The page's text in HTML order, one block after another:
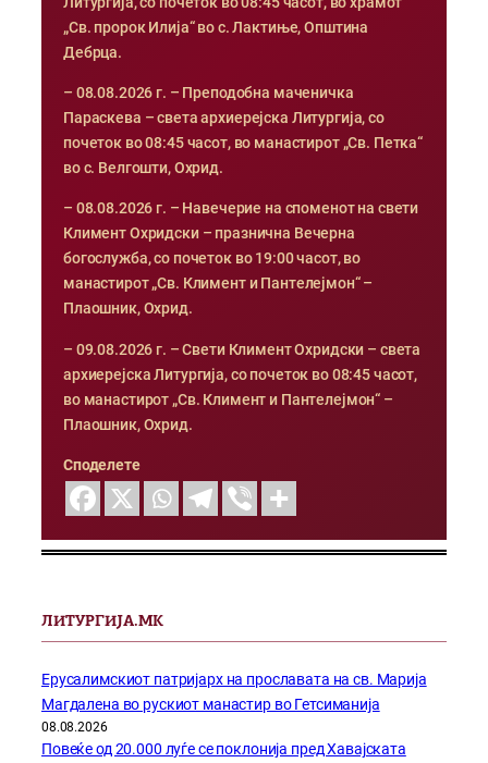
„Св. пророк Илија“ во с. Лактиње, Општина
Дебрца.
– 08.08.2026 г. – Преподобна маченичка
Параскева – света архиерејска Литургија, со
почеток во 08:45 часот, во манастирот „Св. Петка“
во с. Велгошти, Охрид.
– 08.08.2026 г. – Навечерие на споменот на свети
Климент Охридски – празнична Вечерна
богослужба, со почеток во 19:00 часот, во
манастирот „Св. Климент и Пантелејмон“ –
Плаошник, Охрид.
– 09.08.2026 г. – Свети Климент Охридски – света
архиерејска Литургија, со почеток во 08:45 часот,
во манастирот „Св. Климент и Пантелејмон“ –
Плаошник, Охрид.
Споделете
ЛИТУРГИЈА.МК
Ерусалимскиот патријарх на прославата на св. Марија
Магдалена во рускиот манастир во Гетсиманија
08.08.2026
Повеќе од 20.000 луѓе се поклонија пред Хавајската